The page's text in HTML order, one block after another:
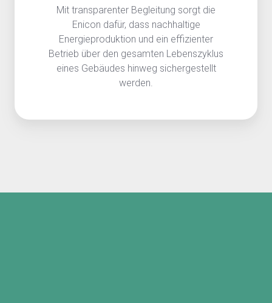
Mit transparenter Begleitung sorgt die
Enicon dafür, dass nachhaltige
Energieproduktion und ein effizienter
Betrieb über den gesamten Lebenszyklus
eines Gebäudes hinweg sichergestellt
werden.